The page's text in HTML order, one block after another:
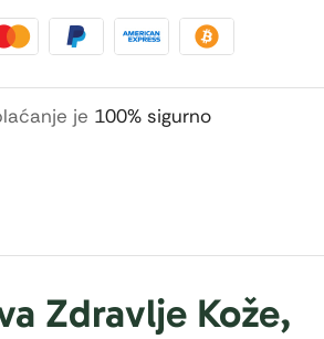
je 100% sigurno
Zdravlje Kože,